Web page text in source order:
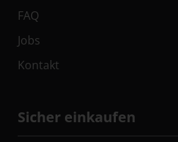
FAQ
Jobs
Kontakt
Sicher einkaufen